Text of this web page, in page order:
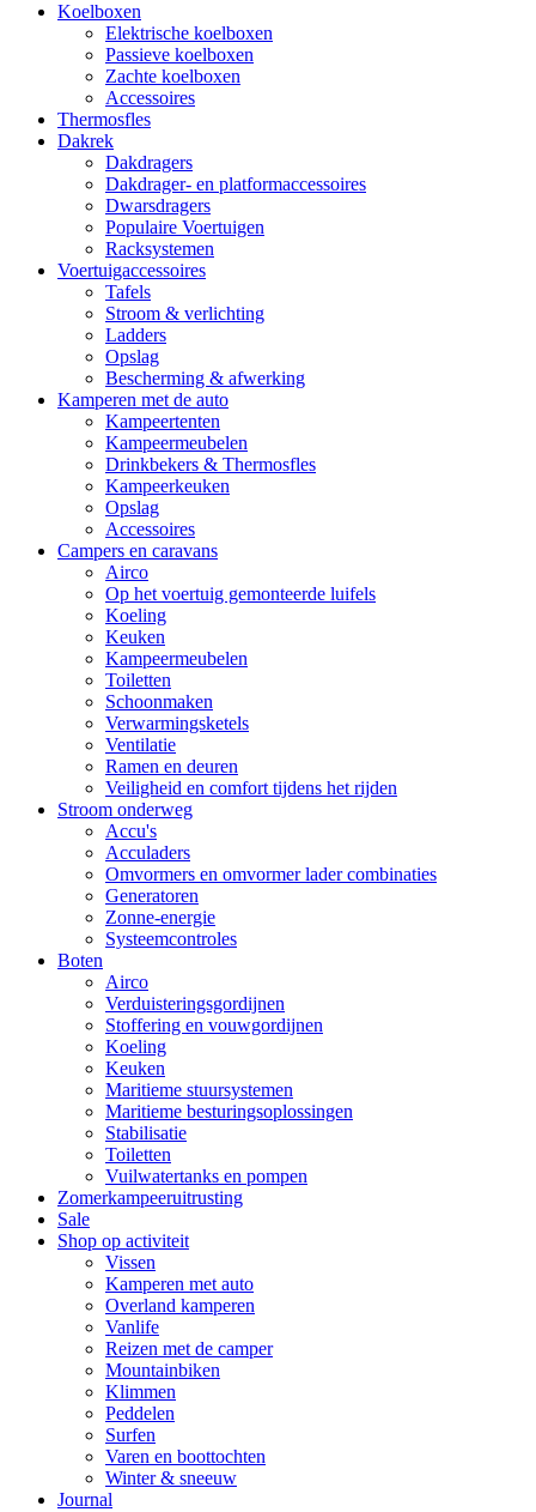
Koelboxen
Elektrische koelboxen
Passieve koelboxen
Zachte koelboxen
Accessoires
Thermosfles
Dakrek
Dakdragers
Dakdrager- en platformaccessoires
Dwarsdragers
Populaire Voertuigen
Racksystemen
Voertuigaccessoires
Tafels
Stroom & verlichting
Ladders
Opslag
Bescherming & afwerking
Kamperen met de auto
Kampeertenten
Kampeermeubelen
Drinkbekers & Thermosfles
Kampeerkeuken
Opslag
Accessoires
Campers en caravans
Airco
Op het voertuig gemonteerde luifels
Koeling
Keuken
Kampeermeubelen
Toiletten
Schoonmaken
Verwarmingsketels
Ventilatie
Ramen en deuren
Veiligheid en comfort tijdens het rijden
Stroom onderweg
Accu's
Acculaders
Omvormers en omvormer lader combinaties
Generatoren
Zonne-energie
Systeemcontroles
Boten
Airco
Verduisteringsgordijnen
Stoffering en vouwgordijnen
Koeling
Keuken
Maritieme stuursystemen
Maritieme besturingsoplossingen
Stabilisatie
Toiletten
Vuilwatertanks en pompen
Zomerkampeeruitrusting
Sale
Shop op activiteit
Vissen
Kamperen met auto
Overland kamperen
Vanlife
Reizen met de camper
Mountainbiken
Klimmen
Peddelen
Surfen
Varen en boottochten
Winter & sneeuw
Journal